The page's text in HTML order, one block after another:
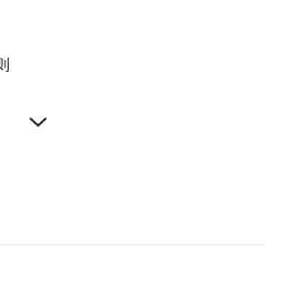
实践教程-函数计算-阿里云